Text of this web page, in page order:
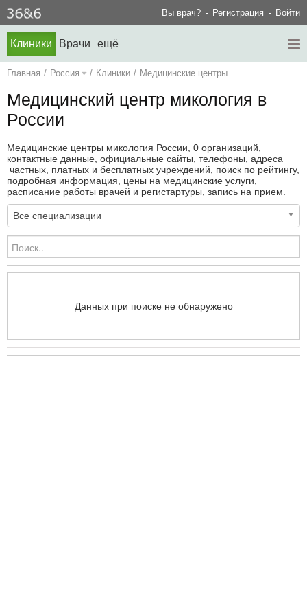
Вы врач? Регистрация Войти
Клиники Врачи ещё
Главная / Россия / Клиники / Медицинские центры
Медицинский центр микология в
России
Медицинские центры микология России, 0 организаций,
контактные данные, официальные сайты, телефоны, адреса
частных, платных и бесплатных учреждений, поиск по рейтингу,
подробная информация, цены на медицинские услуги,
расписание работы врачей и регистартуры, запись на прием.
Все специализации
Данных при поиске не обнаружено